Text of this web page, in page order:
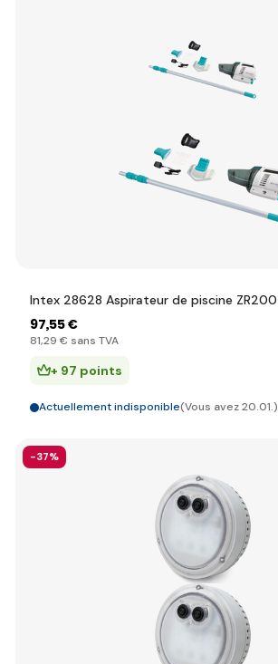
Intex 28628 Aspirateur de piscine ZR200
97,55 €
81,29 € sans TVA
+ 97 points
Actuellement indisponible(Vous avez 20.01.)
-37%